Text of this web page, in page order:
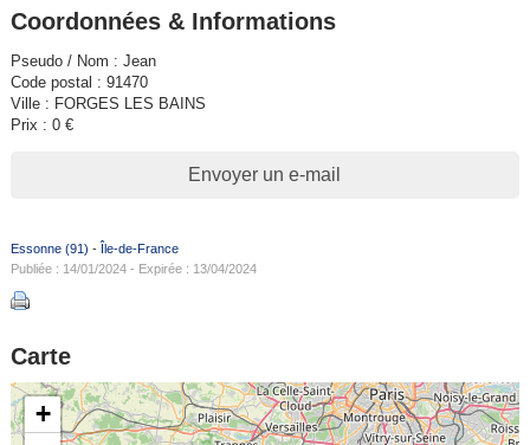
Coordonnées & Informations
Pseudo / Nom : Jean
Code postal : 91470
Ville : FORGES LES BAINS
Prix : 0 €
Envoyer un e-mail
Essonne (91) - Île-de-France
Publiée : 14/01/2024 - Expirée : 13/04/2024
Carte
+